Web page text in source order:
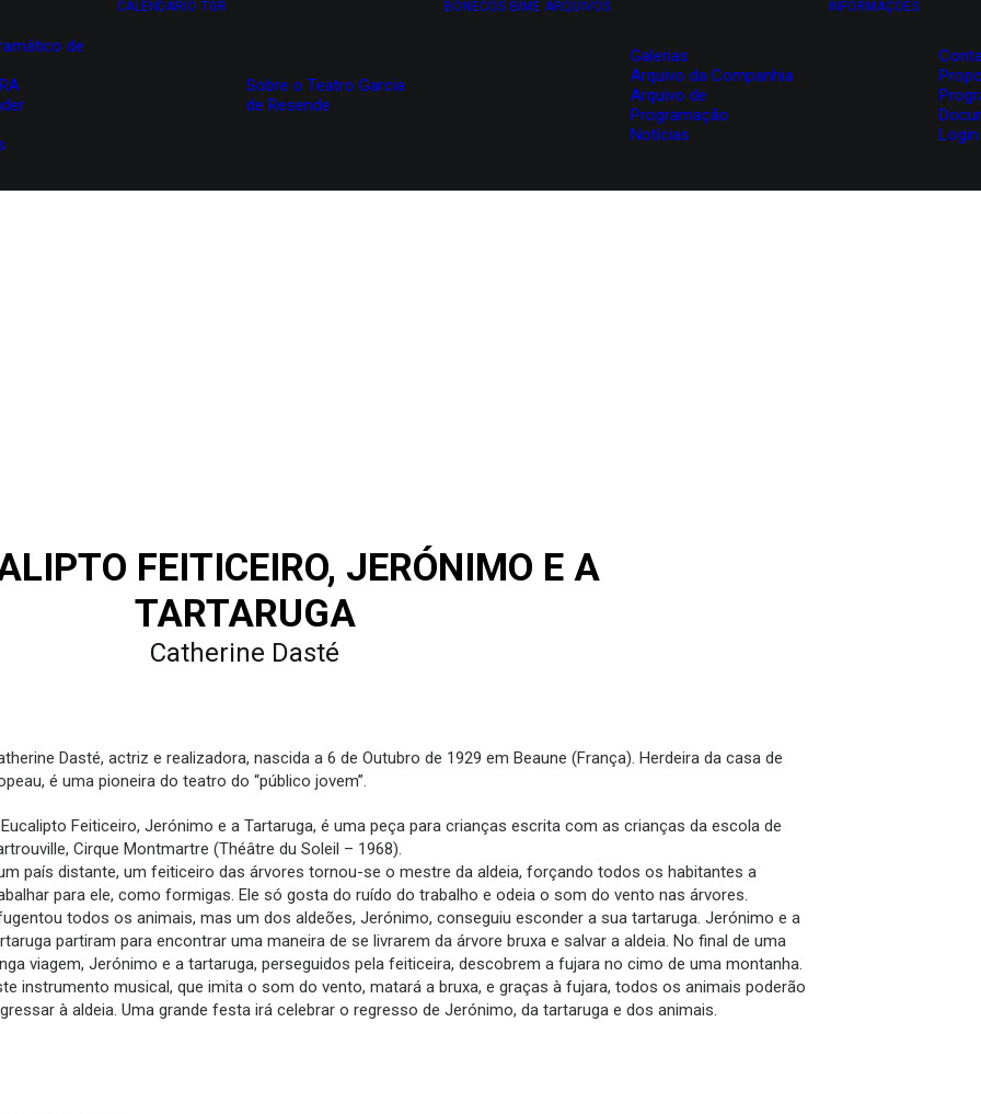
de
CALENDÁRIO TGR
Sobre o Teatro Garcia
de Resende
BONECOS BIME ARQUIVOS
Galerias
Arquivo da Companhia
Arquivo de
Programação
Notícias
INFORMAÇÕES
Login
FEITICEIRO, JERÓNIMO E A
TARTARUGA
Catherine Dasté
Dasté, actriz e realizadora, nascida a 6 de Outubro de 1929 em Beaune (França). Herdeira da casa de
é uma pioneira do teatro do “público jovem”.
Feiticeiro, Jerónimo e a Tartaruga, é uma peça para crianças escrita com as crianças da escola de
Cirque Montmartre (Théâtre du Soleil – 1968).
país distante, um feiticeiro das árvores tornou-se o mestre da aldeia, forçando todos os habitantes a
para ele, como formigas. Ele só gosta do ruído do trabalho e odeia o som do vento nas árvores.
todos os animais, mas um dos aldeões, Jerónimo, conseguiu esconder a sua tartaruga. Jerónimo e a
partiram para encontrar uma maneira de se livrarem da árvore bruxa e salvar a aldeia. No final de uma
viagem, Jerónimo e a tartaruga, perseguidos pela feiticeira, descobrem a fujara no cimo de uma montanha.
instrumento musical, que imita o som do vento, matará a bruxa, e graças à fujara, todos os animais poderão
à aldeia. Uma grande festa irá celebrar o regresso de Jerónimo, da tartaruga e dos animais.